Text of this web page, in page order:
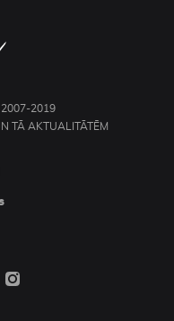
2019
TĀ AKTUALITĀTĒM